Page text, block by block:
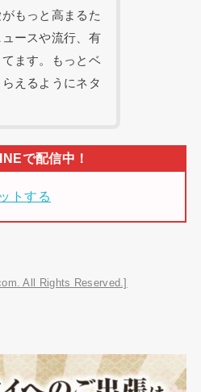
もっと高まるた
ースや流行、有
ます。もっとベ
えるようにネタ
トする
All Rights Reserved.]